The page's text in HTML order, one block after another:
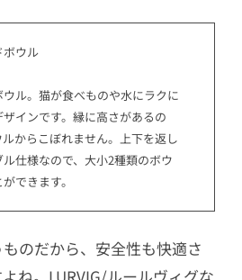
ボウル
ル。猫が食べものや水にラクに
インです。縁に高さがあるの
からこぼれません。上下を返し
仕様なので、大小2種類のボウ
できます。
のだから、安全性も快適さ